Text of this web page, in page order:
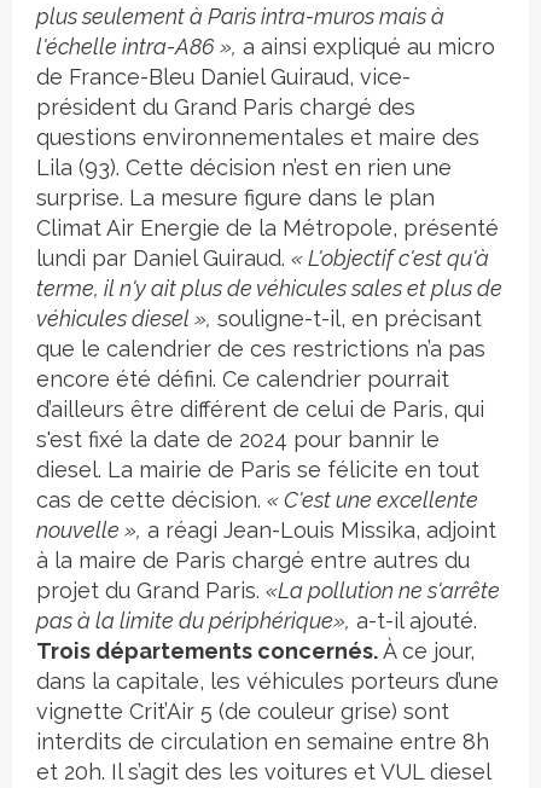
plus seulement à Paris intra-muros mais à
l'échelle intra-A86 », a ainsi expliqué au micro
de France-Bleu Daniel Guiraud, vice-
président du Grand Paris chargé des
questions environnementales et maire des
Lila (93). Cette décision n’est en rien une
surprise. La mesure figure dans le plan
Climat Air Energie de la Métropole, présenté
lundi par Daniel Guiraud. « L'objectif c'est qu'à
terme, il n'y ait plus de véhicules sales et plus de
véhicules diesel », souligne-t-il, en précisant
que le calendrier de ces restrictions n’a pas
encore été défini. Ce calendrier pourrait
d’ailleurs être différent de celui de Paris, qui
s'est fixé la date de 2024 pour bannir le
diesel. La mairie de Paris se félicite en tout
cas de cette décision. « C'est une excellente
nouvelle », a réagi Jean-Louis Missika, adjoint
à la maire de Paris chargé entre autres du
projet du Grand Paris. «La pollution ne s'arrête
pas à la limite du périphérique», a-t-il ajouté.
Trois départements concernés.À ce jour,
dans la capitale, les véhicules porteurs d’une
vignette Crit’Air 5 (de couleur grise) sont
interdits de circulation en semaine entre 8h
et 20h. Il s’agit des les voitures et VUL diesel